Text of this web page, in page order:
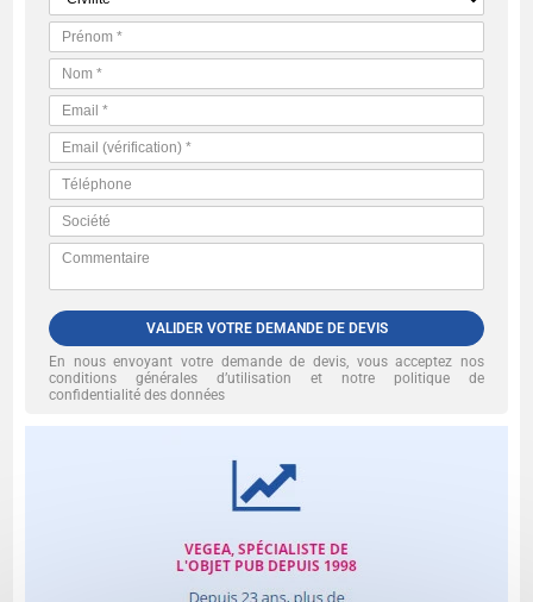
VALIDER VOTRE DEMANDE DE DEVIS
En nous envoyant votre demande de devis, vous acceptez nos
conditions générales d’utilisation et notre politique de
confidentialité des données